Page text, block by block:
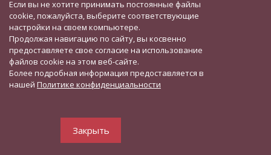
Людмилы Константиновны! Она Вас крепко обнимает и
дарит свою улыбку! Ваша доброта является той искрой,
которая освещает чью-то жизнь, наполняя её светом и
верой в лучшее! Желаем Вам и Ва ....
ЧИТАТЬ ДАЛЕЕ>>
Если вы не хотите принимать постоянные файлы
cookie, пожалуйста, выберите соответствующие
настройки на своем компьютере.
Продолжая навигацию по сайту, вы косвенно
предоставляете свое согласие на использование
файлов cookie на этом веб-сайте.
Более подробная информация предоставляется в
нашей Политике конфиденциальности
Закрыть